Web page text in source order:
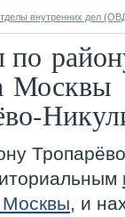
внутренних дел
по
Москвы
Москвы, и